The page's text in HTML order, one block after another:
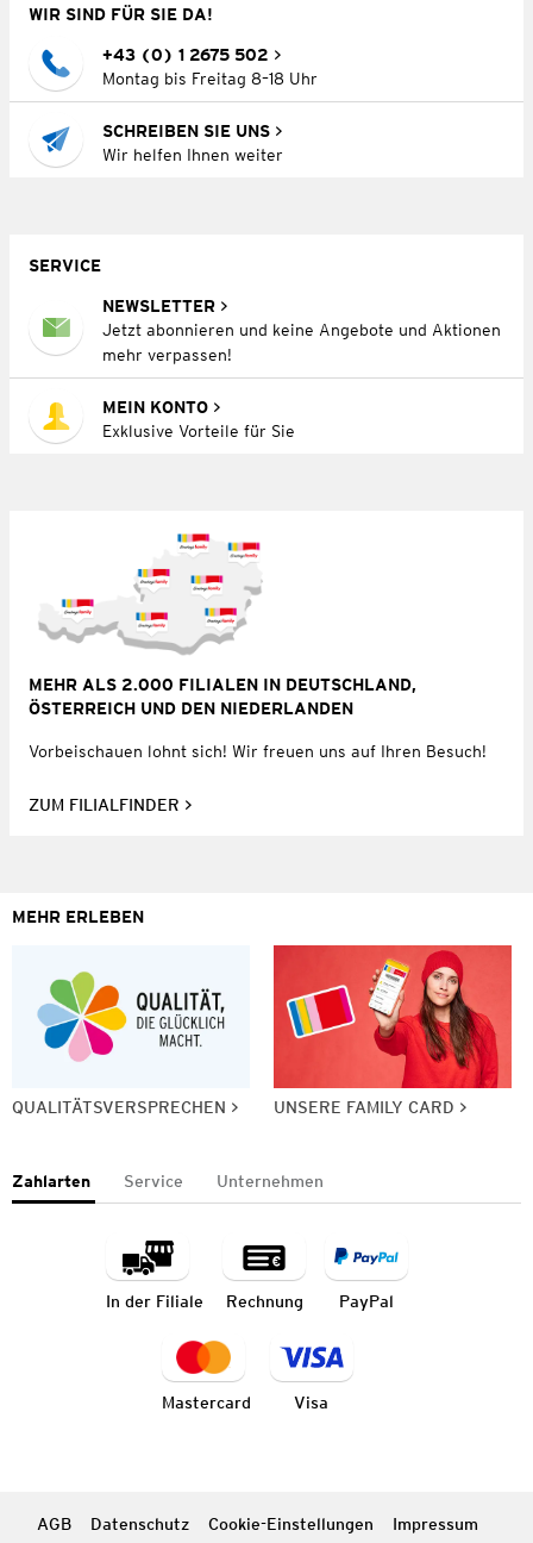
WIR SIND FÜR SIE DA!
+43 (0) 1 2675 502
Montag bis Freitag 8–18 Uhr
SCHREIBEN SIE UNS
Wir helfen Ihnen weiter
SERVICE
NEWSLETTER
Jetzt abonnieren und keine Angebote und Aktionen
mehr verpassen!
MEIN KONTO
Exklusive Vorteile für Sie
MEHR ALS 2.000 FILIALEN IN DEUTSCHLAND,
ÖSTERREICH UND DEN NIEDERLANDEN
Vorbeischauen lohnt sich! Wir freuen uns auf Ihren Besuch!
ZUM FILIALFINDER
MEHR ERLEBEN
QUALITÄTSVERSPRECHEN UNSERE FAMILY CARD
Zahlarten Service Unternehmen
In der Filiale Rechnung PayPal
Mastercard Visa
AGB Datenschutz Cookie-Einstellungen
Impressum